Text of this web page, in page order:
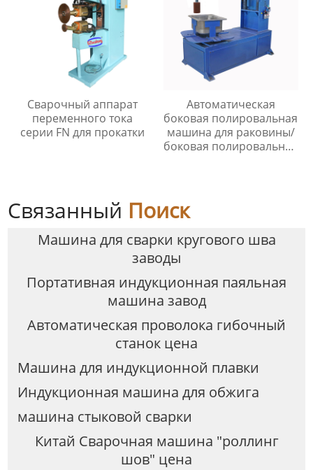
Сварочный аппарат
переменного тока
серии FN для прокатки
Автоматическая
боковая полировальная
машина для раковины/
боковая полировальная
Связанный Поиск
Машина для сварки кругового шва
заводы
Портативная индукционная паяльная
машина завод
Автоматическая проволока гибочный
станок цена
Машина для индукционной плавки
Индукционная машина для обжига
машина стыковой сварки
Китай Сварочная машина "роллинг
шов" цена